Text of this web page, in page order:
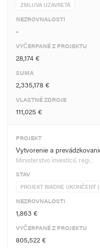
ZMLUVA UZAVRETÁ
NEZROVNALOSTI
-
VYČERPANÉ Z PROJEKTU
28,174 €
SUMA
2,335,178 €
VLASTNÉ ZDROJE
111,025 €
PROJEKT
Vytvorenie a
Ministerstvo investícií, regi…
STAV
PROJEKT RIADNE UKONČENÝ
NEZROVNALOSTI
1,863 €
VYČERPANÉ Z PROJEKTU
805,522 €